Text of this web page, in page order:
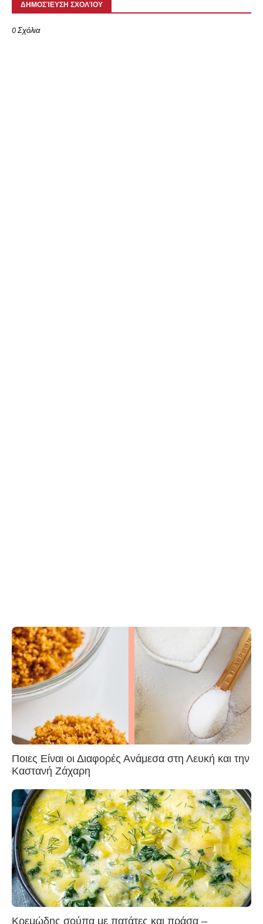
ΔΗΜΟΣΊΕΥΣΗ ΣΧΟΛΊΟΥ
0 Σχόλια
Ποιες Είναι οι Διαφορές Ανάμεσα στη Λευκή και την
Καστανή Ζάχαρη
Κρεμώδης σούπα με πατάτες και πράσα –